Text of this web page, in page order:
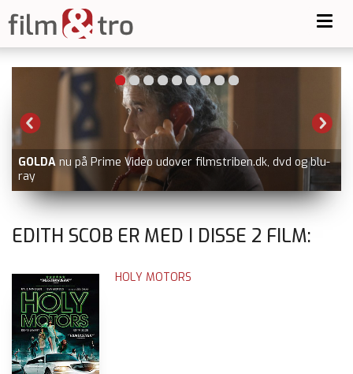
GOLDA nu på Prime Video udover filmstriben.dk, dvd og blu-
ray
EDITH SCOB ER MED I DISSE 2 FILM:
HOLY MOTORS